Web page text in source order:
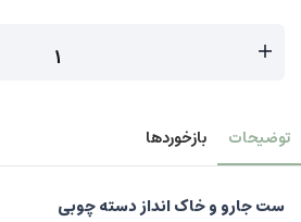
توضیحات بازخوردها
ست جارو و خاک انداز دسته چوبی